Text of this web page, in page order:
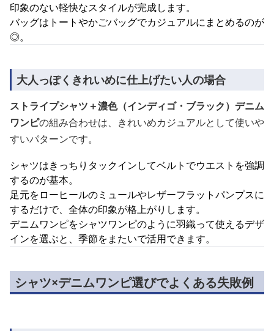
印象のない軽快なスタイルが完成します。
バッグはトートやかごバッグでカジュアルにまとめるのが
◎。
大人っぽくきれいめに仕上げたい人の場合
ストライプシャツ＋濃色（インディゴ・ブラック）デニム
ワンピの組み合わせは、きれいめカジュアルとして使いや
すいパターンです。
シャツはきっちりタックインしてベルトでウエストを強調
するのが基本。
足元をローヒールのミュールやレザーフラットパンプスに
するだけで、全体の印象が格上がりします。
デニムワンピをシャツワンピのように羽織って使えるデザ
インを選ぶと、季節をまたいで活用できます。
シャツ×デニムワンピ選びでよくある失敗例